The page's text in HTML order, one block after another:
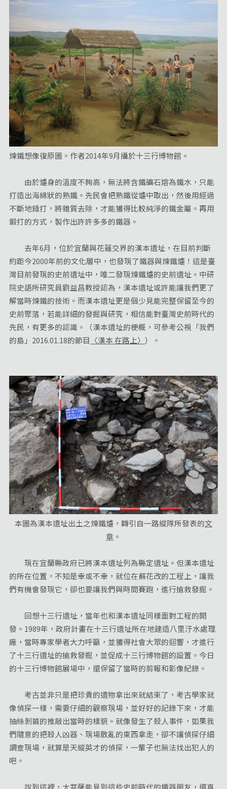
煉鐵想像復原圖。作者2014年9月攝於十三行博物館。
由於爐身的溫度不夠高，無法將含鐵礦石熔為鐵水，只能
打造出海綿狀的熟鐵。先民會把熟鐵從爐中取出，然後用經過
不斷地錘打，將雜質去除，才能獲得比較純淨的鐵金屬。再用
鍛打的方式，製作出許許多多的鐵器。
去年6月，位於宜蘭與花蓮交界的漢本遺址，在目前判斷
約距今2000年前的文化層中，也發現了鐵器與煉鐵爐！這是臺
灣目前發現的史前遺址中，唯二發現煉鐵爐的史前遺址。中研
院史語所研究員劉益昌教授認為，漢本遺址或許能讓我們更了
解當時煉鐵的技術。而漢本遺址更是個少見能完整保留至今的
史前聚落，若能詳細的發掘與研究，相信能對臺灣史前時代的
先民，有更多的認識。（漢本遺址的梗概，可參考公視「我們
的島」2016.01.18的節目 〈漢本 在路上〉 ）。
本圖為漢本遺址出土之煉鐵爐，轉引自一路縱隊所發表的文
章 。
現在宜蘭縣政府已將漢本遺址列為縣定遺址。但漢本遺址
的所在位置，不知是幸或不幸，就位在蘇花改的工程上，讓我
們有機會發現它，卻也要讓我們與時間賽跑，進行搶救發掘。
回想十三行遺址，當年也和漢本遺址同樣面對工程的開
發。1989年，政府計畫在十三行遺址所在地建造八里汙水處理
廠，當時專家學者大力呼籲，並獲得社會大眾的迴響，才進行
了十三行遺址的搶救發掘，並促成十三行博物館的設置。今日
的十三行博物館展場中，還保留了當時的剪報和影像紀錄。
考古並非只是把珍貴的遺物拿出來就結束了，考古學家就
像偵探一樣，需要仔細的觀察現場，並好好的記錄下來，才能
抽絲剝繭的推敲出當時的樣貌。就像發生了殺人事件，如果我
們隨意的把殺人凶器、現場散亂的東西拿走，卻不讓偵探仔細
調查現場，就算是天縱英才的偵探，一輩子也無法找出犯人的
吧。
說到這裡，大菩薩能見到這些史前時代的鐵器朋友，還真